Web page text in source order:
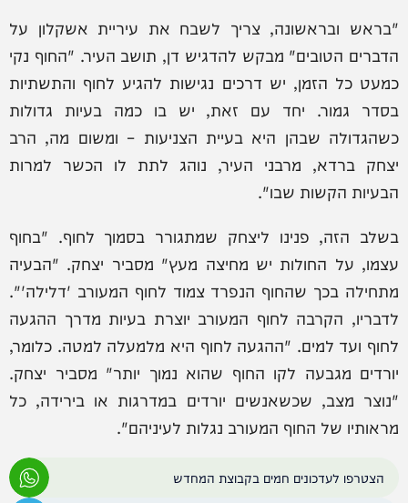
"בראש ובראשונה, צריך לשבח את עיריית אשקלון על
הדברים הטובים" מבקש להדגיש דן, תושב העיר. "החוף נקי
כמעט כל הזמן, יש דרכים נגישות להגיע לחוף והתשתיות
בסדר גמור. יחד עם זאת, יש בו כמה בעיות גדולות
כשהגדולה שבהן היא בעיית הצניעות – ומשום מה, הרב
יצחק ברדא, מרבני העיר, נוהג לתת לו הכשר למרות
הבעיות הקשות שבו".
בשלב הזה, פנינו ליצחק שמתגורר בסמוך לחוף. "בחוף
עצמו, על החולות יש מחיצה מעץ" מסביר יצחק. "הבעיה
מתחילה בכך שהחוף הנפרד צמוד לחוף המעורב 'דלילה'".
לדבריו, הקרבה לחוף המעורב יוצרת בעיות מדרך ההגעה
לחוף ועד למים. "ההגעה לחוף היא מלמעלה למטה. כלומר,
יורדים מגבעה לקו החוף שהוא נמוך יותר" מסביר יצחק.
"נוצר מצב, שכשאנשים יורדים במדרגות או בירידה, כל
מראותיו של החוף המעורב נגלות לעיניהם".
הצטרפו לעדכונים חמים בקבוצת המחדש